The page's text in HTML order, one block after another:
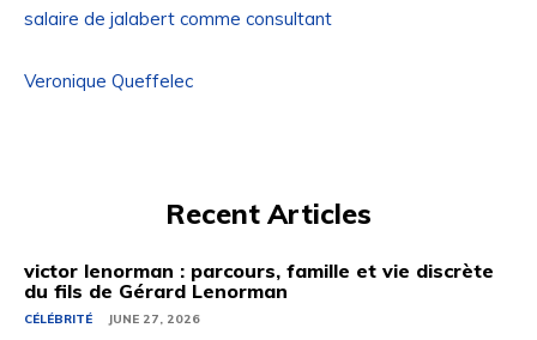
salaire de jalabert comme consultant
Veronique Queffelec
Recent Articles
victor lenorman : parcours, famille et vie discrète
du fils de Gérard Lenorman
CÉLÉBRITÉ JUNE 27, 2026